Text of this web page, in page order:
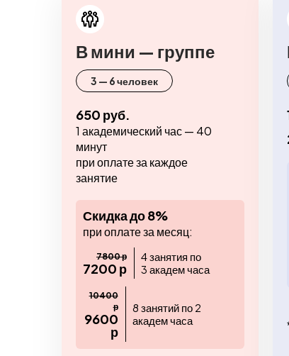
В мини — группе
3 — 6 человек
650 руб.
1 академический час — 40
минут
при оплате за каждое
занятие
Скидка до 8%
при оплате за месяц:
7800 р
7200 р
4 занятия по
3 академ часа
10400
р
9600
р
8 занятий по 2
академ часа